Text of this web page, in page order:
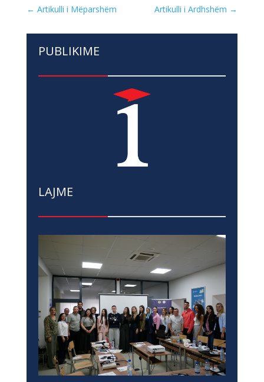
← Artikulli i Mëparshëm Artikulli i Ardhshëm →
PUBLIKIME
LAJME